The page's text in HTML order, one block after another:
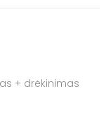
+ drėkinimas